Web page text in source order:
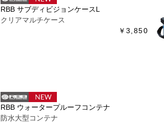
RBB サブディビジョンケースL
クリアマルチケース
￥3,850
RBB ウォータープルーフコンテナ
防水大型コンテナ